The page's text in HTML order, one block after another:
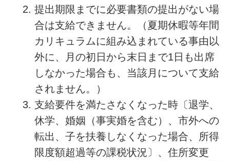
提出期限までに必要書類の提出がない場
合は支給できません。（夏期休暇等年間
カリキュラムに組み込まれている事由以
外に、月の初日から末日まで1日も出席
しなかった場合も、当該月について支給
されません。）
支給要件を満たさなくなった時〔退学、
休学、婚姻（事実婚を含む）、市外への
転出、子を扶養しなくなった場合、所得
限度額超過等の課税状況〕、住所変更